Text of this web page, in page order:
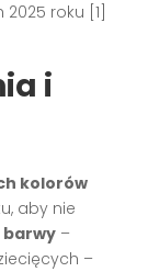
roku [1]
i
kolorów
aby nie
barwy –
–